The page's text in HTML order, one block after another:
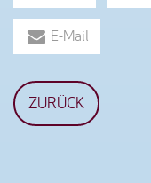
E-Mail
ZURÜCK